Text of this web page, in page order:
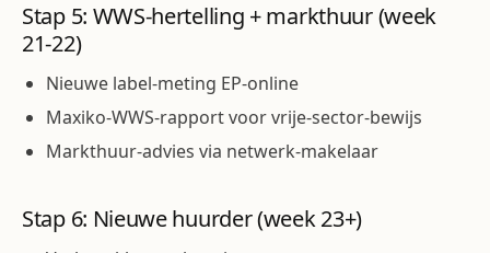
Stap 5: WWS-hertelling + markthuur (week
21-22)
Nieuwe label-meting EP-online
Maxiko-WWS-rapport voor vrije-sector-bewijs
Markthuur-advies via netwerk-makelaar
Stap 6: Nieuwe huurder (week 23+)